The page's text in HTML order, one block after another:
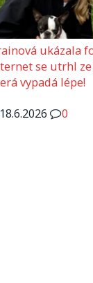
ukázala
se utrhl
vypadá lépe!
18.6.2026
0